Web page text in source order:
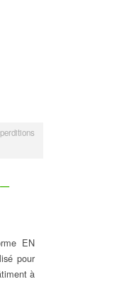
EN
pour
à